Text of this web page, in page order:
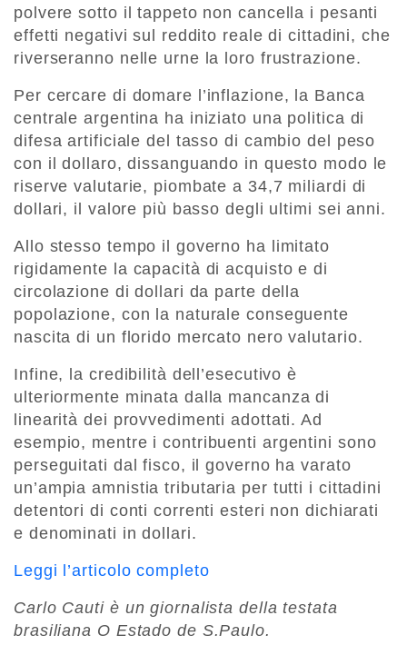
polvere sotto il tappeto non cancella i pesanti
effetti negativi sul reddito reale di cittadini, che
riverseranno nelle urne la loro frustrazione.
Per cercare di domare l’inflazione, la Banca
centrale argentina ha iniziato una politica di
difesa artificiale del tasso di cambio del peso
con il dollaro, dissanguando in questo modo le
riserve valutarie, piombate a 34,7 miliardi di
dollari, il valore più basso degli ultimi sei anni.
Allo stesso tempo il governo ha limitato
rigidamente la capacità di acquisto e di
circolazione di dollari da parte della
popolazione, con la naturale conseguente
nascita di un florido mercato nero valutario.
Infine, la credibilità dell’esecutivo è
ulteriormente minata dalla mancanza di
linearità dei provvedimenti adottati. Ad
esempio, mentre i contribuenti argentini sono
perseguitati dal fisco, il governo ha varato
un’ampia amnistia tributaria per tutti i cittadini
detentori di conti correnti esteri non dichiarati
e denominati in dollari.
Leggi l’articolo completo
Carlo Cauti è un giornalista della testata
brasiliana O Estado de S.Paulo.